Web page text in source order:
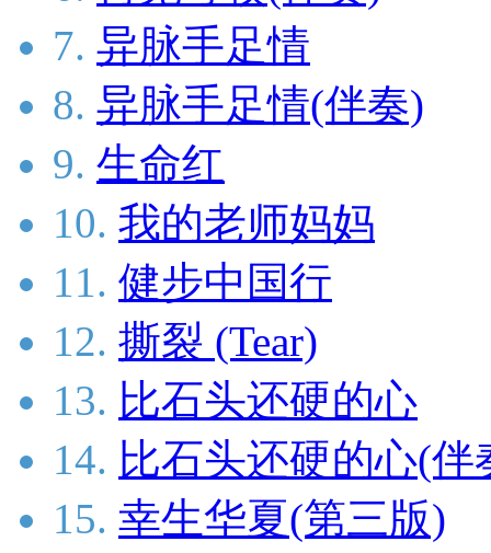
7. 异脉手足情
8. 异脉手足情(伴奏)
9. 生命红
10. 我的老师妈妈
11. 健步中国行
12. 撕裂 (Tear)
13. 比石头还硬的心
14. 比石头还硬的心(伴
15. 幸生华夏(第三版)